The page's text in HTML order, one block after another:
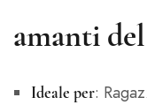
amanti
Ideale per: